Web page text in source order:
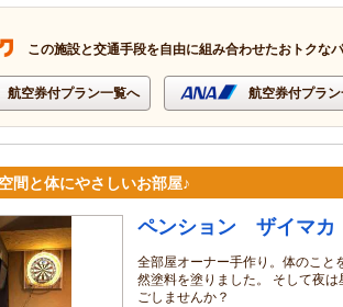
この施設と交通手段を自由に組み合わせたおトクな
航空券付プラン一覧へ 航空券付プラ
間と体にやさしいお部屋♪
ペンション ザイマカ
全部屋オーナー手作り。体のこと
然塗料を塗りました。 そして夜
ごしませんか？